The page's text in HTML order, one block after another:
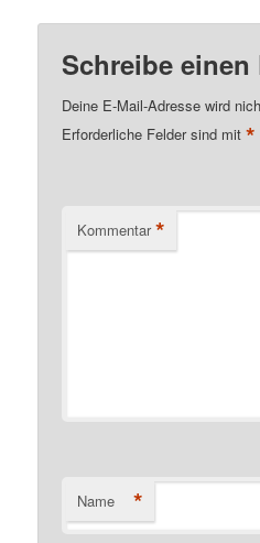
Schreibe einen
Deine E-Mail-Adresse wird
Erforderliche Felder sind mit*
Kommentar *
Name *